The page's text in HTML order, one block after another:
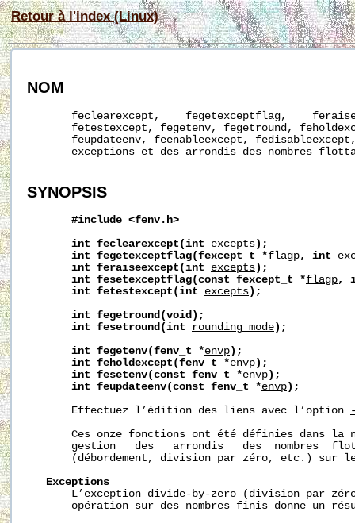
Retour à l'index (Linux)
NOM
feclearexcept,    fegetexceptflag,
fetestexcept, fegetenv, fegetround,
feupdateenv, feenableexcept,
exceptions et des arrondis des nombres
SYNOPSIS
#include <fenv.h>
int feclearexcept(int excepts );
int fegetexceptflag(fexcept_t *flagp, int
int feraiseexcept(int excepts );
int fesetexceptflag(const fexcept_t *flagp,
int fetestexcept(int excepts );
int fegetround(void);
int fesetround(int rounding_mode );
int fegetenv(fenv_t *envp );
int feholdexcept(fenv_t *envp );
int fesetenv(const fenv_t *envp );
int feupdateenv(const fenv_t *envp );
       Effectuez l’édition des liens avec l’option
Ces onze fonctions ont été définies dans la
gestion   des   arrondis   des  nombres
(débordement, division par zéro, etc.) sur
Exceptions
       L’exception
divide-by-zero (division par
opération sur des nombres finis donne un